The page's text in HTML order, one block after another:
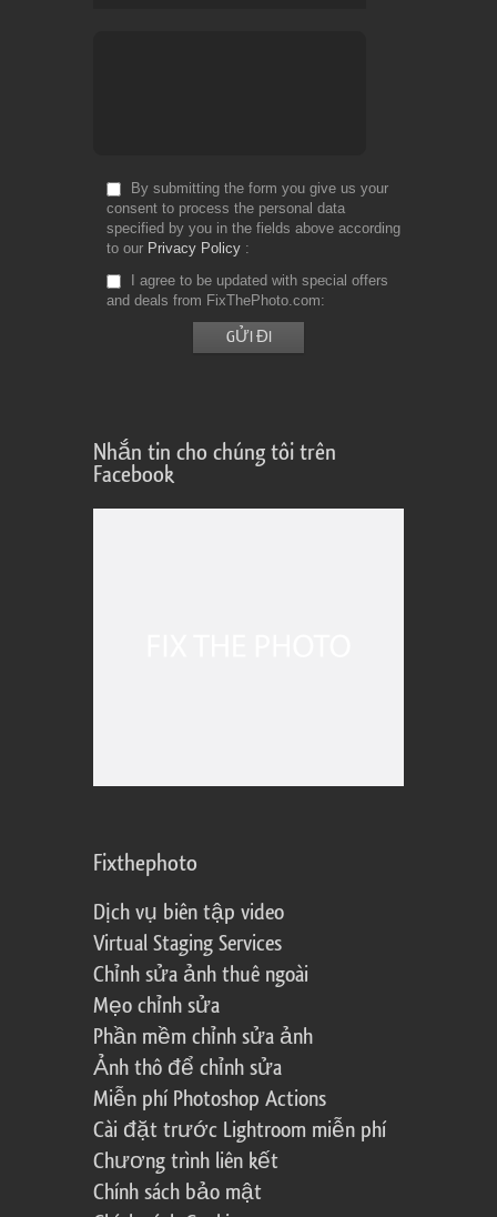
By submitting the form you give us your
consent to process the personal data
specified by you in the fields above according
to our Privacy Policy
I agree to be updated with special offers
and deals from FixThePhoto.com
Nhắn tin cho chúng tôi trên
Facebook
Fixthephoto
Dịch vụ biên tập video
Virtual Staging Services
Chỉnh sửa ảnh thuê ngoài
Mẹo chỉnh sửa
Phần mềm chỉnh sửa ảnh
Ảnh thô để chỉnh sửa
Miễn phí Photoshop Actions
Cài đặt trước Lightroom miễn phí
Chương trình liên kết
Chính sách bảo mật